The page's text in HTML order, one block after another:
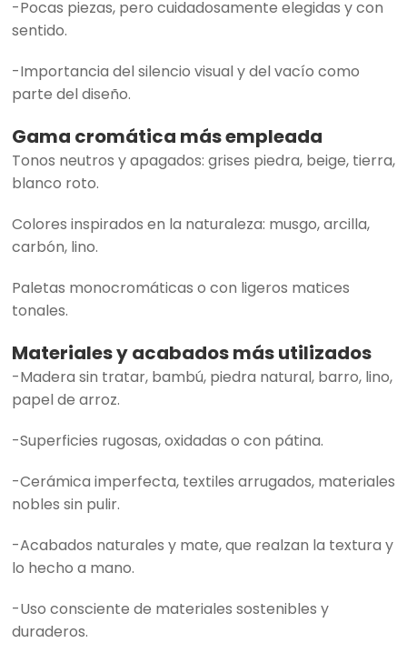
-Pocas piezas, pero cuidadosamente elegidas y con
sentido.
-Importancia del silencio visual y del vacío como
parte del diseño.
Gama cromática más empleada
Tonos neutros y apagados: grises piedra, beige, tierra,
blanco roto.
Colores inspirados en la naturaleza: musgo, arcilla,
carbón, lino.
Paletas monocromáticas o con ligeros matices
tonales.
Materiales y acabados más utilizados
-Madera sin tratar, bambú, piedra natural, barro, lino,
papel de arroz.
-Superficies rugosas, oxidadas o con pátina.
-Cerámica imperfecta, textiles arrugados, materiales
nobles sin pulir.
-Acabados naturales y mate, que realzan la textura y
lo hecho a mano.
-Uso consciente de materiales sostenibles y
duraderos.